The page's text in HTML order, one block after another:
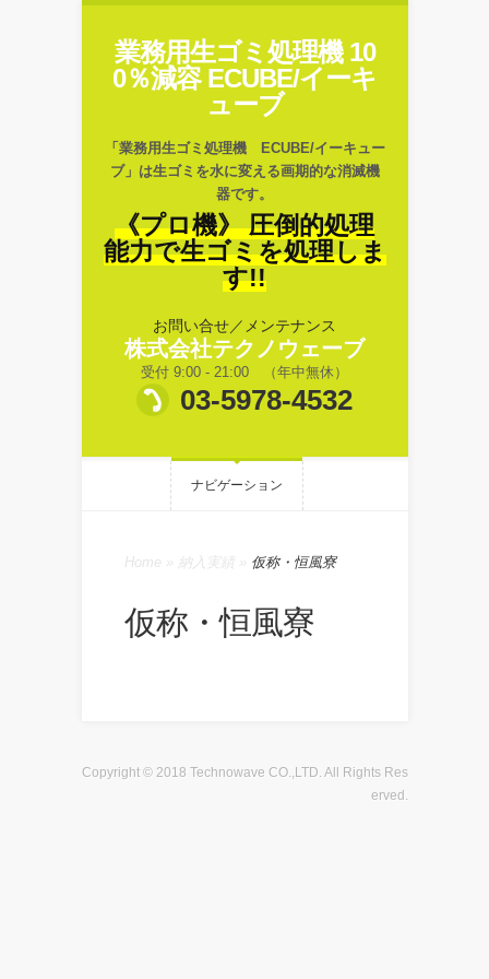
業務用生ゴミ処理機 10
0％減容 ECUBE/イーキ
ューブ
「業務用生ゴミ処理機 ECUBE/イーキュー
ブ」は生ゴミを水に変える画期的な消滅機
器です。
《プロ機》 圧倒的処理
能力で生ゴミを処理しま
す!!
お問い合せ／メンテナンス
株式会社テクノウェーブ
受付 9:00 - 21:00 （年中無休）
03-5978-4532
ナビゲーション
Home 納入実績 仮称・恒風寮
仮称・恒風寮
Copyright © 2018 Technowave CO.,LTD. All Rights Res
erved.